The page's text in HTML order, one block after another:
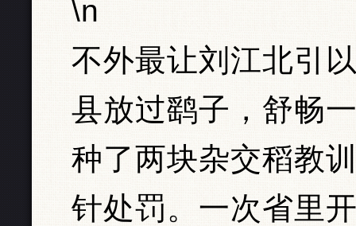
\n
不外最让刘江北引
县放过鹞子，舒畅
种了两块杂交稻教
针处罚。一次省里